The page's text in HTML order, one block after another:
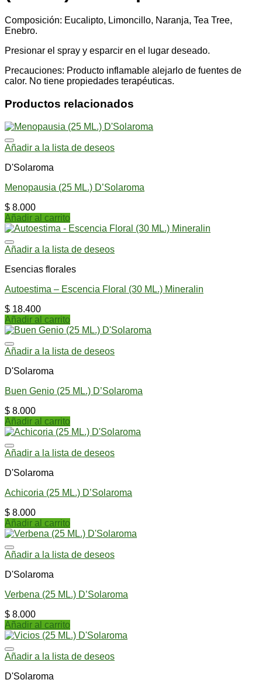
Composición: Eucalipto, Limoncillo, Naranja, Tea Tree,
Enebro.
Presionar el spray y esparcir en el lugar deseado.
Precauciones: Producto inflamable alejarlo de fuentes de
calor. No tiene propiedades terapéuticas.
Productos relacionados
Añadir a la lista de deseos
D'Solaroma
Menopausia (25 ML.) D’Solaroma
$ 8.000
Añadir al carrito
Añadir a la lista de deseos
Esencias florales
Autoestima – Escencia Floral (30 ML.) Mineralin
$ 18.400
Añadir al carrito
Añadir a la lista de deseos
D'Solaroma
Buen Genio (25 ML.) D’Solaroma
$ 8.000
Añadir al carrito
Añadir a la lista de deseos
D'Solaroma
Achicoria (25 ML.) D’Solaroma
$ 8.000
Añadir al carrito
Añadir a la lista de deseos
D'Solaroma
Verbena (25 ML.) D’Solaroma
$ 8.000
Añadir al carrito
Añadir a la lista de deseos
D'Solaroma